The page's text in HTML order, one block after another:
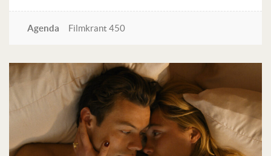
Agenda Filmkrant 450
Lees verder